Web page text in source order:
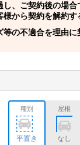
し、ご契約後の場合
様から契約を解約す
等の不適合を理由に
種別
平置き
屋根
なし